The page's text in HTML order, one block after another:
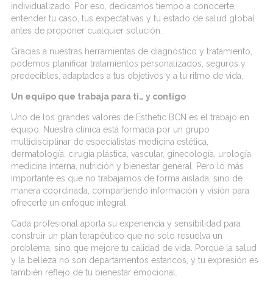
individualizado. Por eso, dedicamos tiempo a conocerte,
entender tu caso, tus expectativas y tu estado de salud global
antes de proponer cualquier solución.
Gracias a nuestras herramientas de diagnóstico y tratamiento,
podemos planificar tratamientos personalizados, seguros y
predecibles, adaptados a tus objetivos y a tu ritmo de vida.
Un equipo que trabaja para ti… y contigo
Uno de los grandes valores de Esthetic BCN es el trabajo en
equipo. Nuestra clínica está formada por un grupo
multidisciplinar de especialistas medicina estética
dermatología, cirugía plástica, vascular, ginecología, urología,
medicina interna, nutrición y bienestar general. Pero lo más
importante es que no trabajamos de forma aislada, sino de
manera coordinada, compartiendo información y visión para
ofrecerte un enfoque integral.
Cada profesional aporta su experiencia y sensibilidad para
construir un plan terapéutico que no solo resuelva un
problema, sino que mejore tu calidad de vida. Porque la salud
y la belleza no son departamentos estancos, y tu expresión es
también reflejo de tu bienestar emocional.